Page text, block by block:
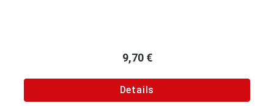
Regulärer Preis:
9,70 €
Details